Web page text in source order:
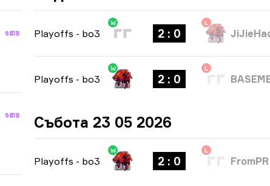
Playoffs - bo3
W
2 : 0
L
Playoffs - bo3
W
2 : 0
L
Събота 23 05 2026
Playoffs - bo3
W
2 : 0
L
FromPR